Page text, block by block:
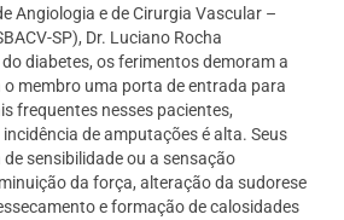
Angiologia e de Cirurgia Vascular –
SP), Dr. Luciano Rocha
diabetes, os ferimentos demoram a
membro uma porta de entrada para
frequentes nesses pacientes,
de amputações é alta. Seus
sensibilidade ou a sensação
da força, alteração da sudorese
e formação de calosidades